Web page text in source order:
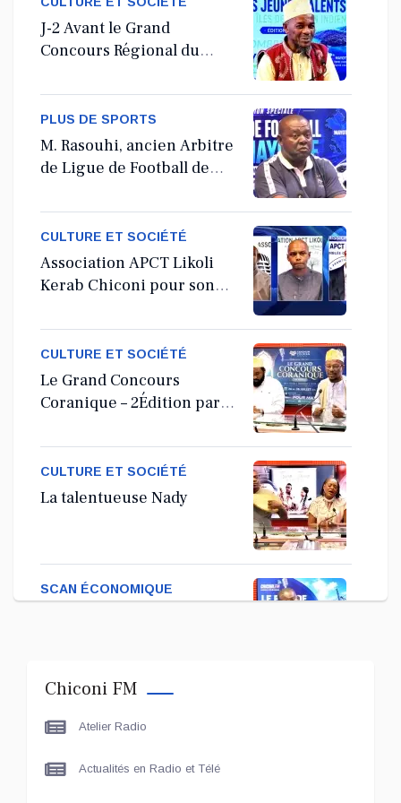
J-2 Avant le Grand
Concours Régional du
PLUS DE SPORTS
M. Rasouhi, ancien Arbitre
de Ligue de Football de
CULTURE ET SOCIÉTÉ
Association APCT Likoli
Kerab Chiconi pour son
Ordinaire
CULTURE ET SOCIÉTÉ
Le Grand Concours
Coranique – 2Édition par
Cour'an
CULTURE ET SOCIÉTÉ
La talentueuse Nady
SCAN ÉCONOMIQUE
L'Association Zé Run pour
17 Communes
Chiconi FM
Atelier Radio
Actualités en Radio et Télé